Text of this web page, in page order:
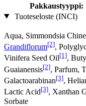
Pakkaustyyppi:
Tuoteseloste (INCI)
Aqua, Simmondsia
Grandiflorum[2],
Vinifera Seed Oil[1],
Guaianensis[2], Parfum,
Galactoarabinan[3],
Lactic Acid[3], Xanthan
Sorbate